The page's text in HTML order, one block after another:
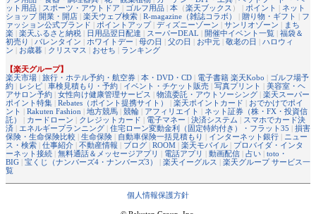
ット用品 | スポーツ・アウトドア | ゴルフ用品 | 本 （楽天ブックス ） | ポイント | ネット
ショップ 開業・開店 | 楽天ウェブ検索 | R-magazine（雑誌コラボ） | 贈り物・ギフト | フ
ァッション公式ブランド | ポイントアップ| ディズニーゾーン | サンリオゾーン | まち
楽 | 楽天ふるさと納税 | 日用品翌日配達 | スーパーDEAL | 開催中イベント一覧 | 福袋＆
初売り | バレンタイン | ホワイトデー | 母の日 | 父の日 | お中元 | 敬老の日 | ハロウィ
ン | お歳暮 | クリスマス | おせち | ランキング
【楽天グループ】
楽天市場 | 旅行・ホテル予約・航空券 | 本・DVD・CD | 電子書籍 楽天Kobo | ゴルフ場予
約 | レシピ | 車検見積もり・予約 | イベント・チケット販売 | 写真プリント | 美容室・ヘ
アサロン予約 | 女性向け健康管理サービス | 物流委託・アウトソーシング | 楽天スーパー
ポイント特集 | Rebates（ポイント提携サイト） | 楽天ポイントカード | おでかけでポイ
ント | Rakuten Fashion | 地方競馬 | 競輪 | アフィリエイト | ネット証券（株・FX・投資信
託）
| カードローン | クレジットカード | 電子マネー | 決済システム | スマホでカード決
済 | エネルギープランニング | 住宅ローン変動金利（固定特約付き）・フラット35 | 損害
保険・生命保険比較 | 生命保険 | 自動車保険一括見積もり | インターネット銀行 | ニュー
ス・検索 | 仕事紹介 | 不動産情報 | ブログ | ROOM | 楽天モバイル | プロバイダ・インタ
ーネット接続 | 無料通話＆メッセージアプリ | 電話アプリ | 動画配信 | 占い | toto・
BIG | 宝くじ（ナンバーズ4・ナンバーズ3） | 楽天イーグルス | 楽天グループ サービス一
覧
個人情報保護方針